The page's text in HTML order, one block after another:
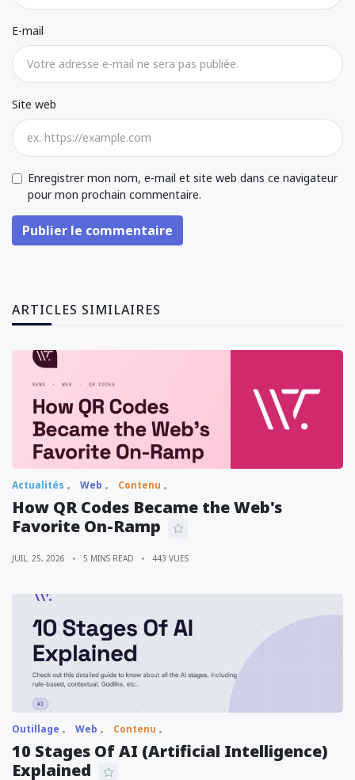
E-mail
Site web
Enregistrer mon nom, e-mail et site web dans ce navigateur
pour mon prochain commentaire.
Publier le commentaire
ARTICLES SIMILAIRES
Actualités Web Contenu
How QR Codes Became the Web's
Favorite On-Ramp
JUIL. 25, 2026 5 MINS READ 443 VUES
Outillage Web Contenu
10 Stages Of AI (Artificial Intelligence)
Explained